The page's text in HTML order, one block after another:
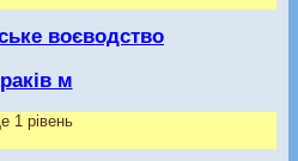
воєводство
м
1 рівень